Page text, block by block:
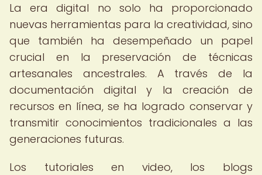
La era digital no solo ha proporcionado
nuevas herramientas para la creatividad, sino
que también ha desempeñado un papel
crucial en la preservación de técnicas
artesanales ancestrales. A través de la
documentación digital y la creación de
recursos en línea, se ha logrado conservar y
transmitir conocimientos tradicionales a las
generaciones futuras.
Los tutoriales en video, los blogs